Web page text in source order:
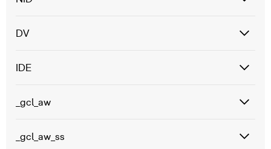
DV
IDE
_gcl_aw
_gcl_aw_ss